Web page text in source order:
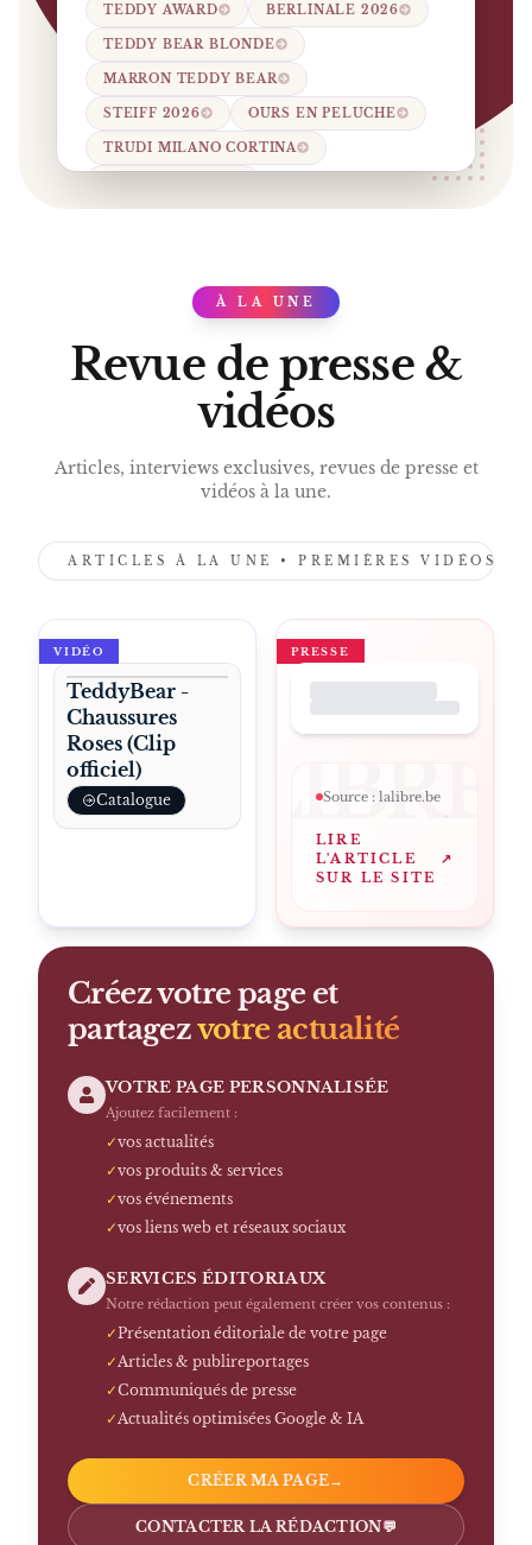
TEDDY AWARD BERLINALE 2026
TEDDY BEAR BLONDE
MARRON TEDDY BEAR
STEIFF 2026 OURS EN PELUCHE
TRUDI MILANO CORTINA
PRESS
À LA UNE
Revue de presse &
vidéos
Articles, interviews exclusives, revues de presse et
vidéos à la une.
ARTICLES À LA UNE • PREMIÈRES VIDÉOS •
VIDÉO
TeddyBear -
Chaussures
Roses (Clip
officiel)
Catalogue
PRESSE
LALIBRE
Source : lalibre.be
LIRE
L'ARTICLE
SUR LE SITE
↗
Créez votre page et
partagezvotre actualité
VOTRE PAGE PERSONNALISÉE
Ajoutez facilement :
✓vos actualités
✓vos produits & services
✓vos événements
✓vos liens web et réseaux sociaux
SERVICES ÉDITORIAUX
Notre rédaction peut également créer vos contenus :
✓Présentation éditoriale de votre page
✓ Articles & publireportages
✓Communiqués de presse
✓ Actualités optimisées Google & IA
CRÉER MA PAGE→
CONTACTER LA RÉDACTION💬